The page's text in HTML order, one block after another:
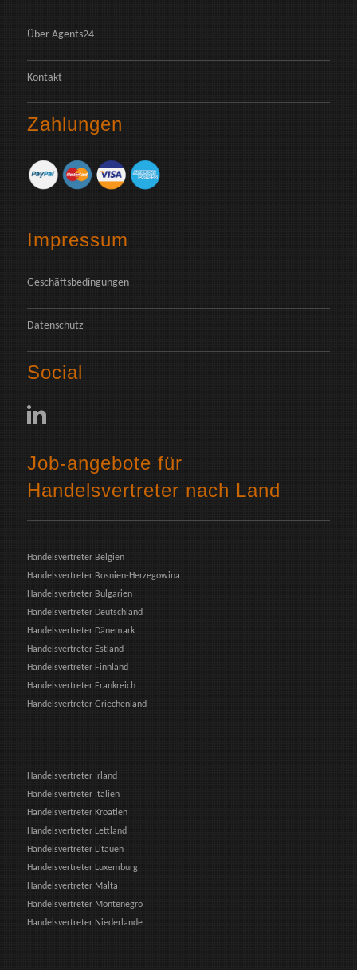
Über Agents24
Kontakt
Zahlungen
Impressum
Geschäftsbedingungen
Datenschutz
Social
Job-angebote für
Handelsvertreter nach Land
Handelsvertreter Belgien
Handelsvertreter Bosnien-Herzegowina
Handelsvertreter Bulgarien
Handelsvertreter Deutschland
Handelsvertreter Dänemark
Handelsvertreter Estland
Handelsvertreter Finnland
Handelsvertreter Frankreich
Handelsvertreter Griechenland
Handelsvertreter Irland
Handelsvertreter Italien
Handelsvertreter Kroatien
Handelsvertreter Lettland
Handelsvertreter Litauen
Handelsvertreter Luxemburg
Handelsvertreter Malta
Handelsvertreter Montenegro
Handelsvertreter Niederlande